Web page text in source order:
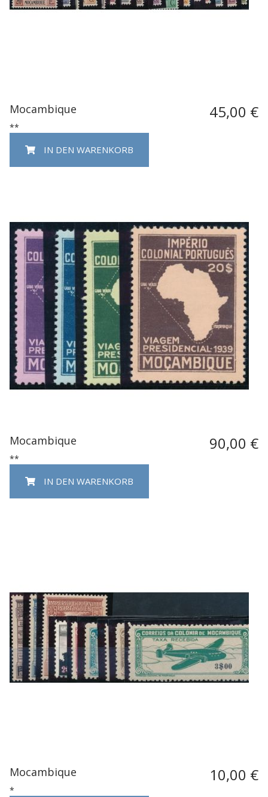
Mocambique 45,00 €
**
IN DEN WARENKORB
Mocambique 90,00 €
**
IN DEN WARENKORB
Mocambique 10,00 €
*